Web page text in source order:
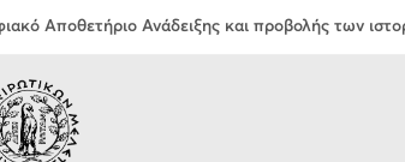
Αποθετήριο Ανάδειξης και προβολής των